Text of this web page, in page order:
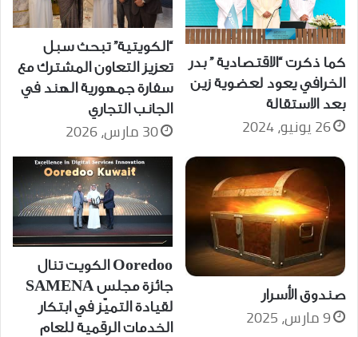
كما ذكرت “الاقتصادية ” بدر
الخرافي يعود لعضوية زين
بعد الاستقالة
26 يونيو، 2024
“الكويتية” تبحث سبل
تعزيز التعاون المشترك مع
سفارة جمهورية الهند في
الجانب التجاري
30 مارس، 2026
صندوق الأسرار
9 مارس، 2025
Ooredoo الكويت تنال
جائزة مجلس SAMENA
لقيادة التميّز في ابتكار
الخدمات الرقمية للعام